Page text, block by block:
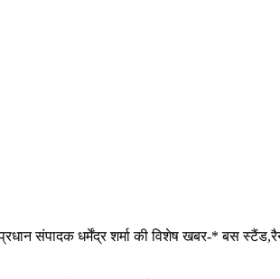
संपादक धर्मेंद्र शर्मा की विशेष खबर-* बस